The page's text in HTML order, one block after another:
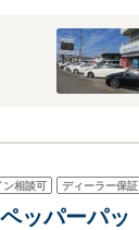
ン相談可 ディーラー保証
ッパーパッ